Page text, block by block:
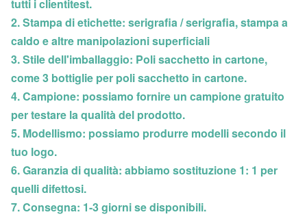
tutti i clientitest.
2. Stampa di etichette: serigrafia / serigrafia, stampa a
caldo e altre manipolazioni superficiali
3. Stile dell'imballaggio: Poli sacchetto in cartone,
come 3 bottiglie per poli sacchetto in cartone.
4. Campione: possiamo fornire un campione gratuito
per testare la qualità del prodotto.
5. Modellismo: possiamo produrre modelli secondo il
tuo logo.
6. Garanzia di qualità: abbiamo sostituzione 1: 1 per
quelli difettosi.
7. Consegna: 1-3 giorni se disponibili.